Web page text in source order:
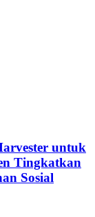
untuk
Tingkatkan
Sosial